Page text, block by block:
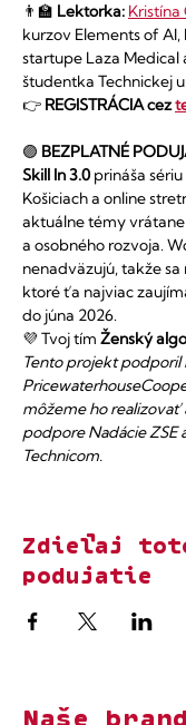
👨‍🏫 Lektorka:
kurzov Elements of
startupe Laza Medical
študentka Technickej
👉 REGISTRÁCIA cez
🟣 BEZPLATNÉ
Skill In 3.0 prináša
Košiciach a online
aktuálne témy
a osobného rozvoja.
nenadväzujú, takže
ktoré ťa najviac
do júna 2026.
💜 Tvoj tím Ženský
Tento projekt
môžeme ho
podpore Nadácie ZSE
Technicom.
Zdieľaj
podujatie